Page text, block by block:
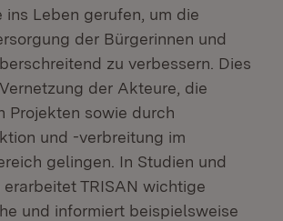
ins Leben gerufen, um die
der Bürgerinnen und
zu verbessern. Dies
der Akteure, die
Projekten sowie durch
und -verbreitung im
gelingen. In Studien und
TRISAN wichtige
und informiert beispielsweise